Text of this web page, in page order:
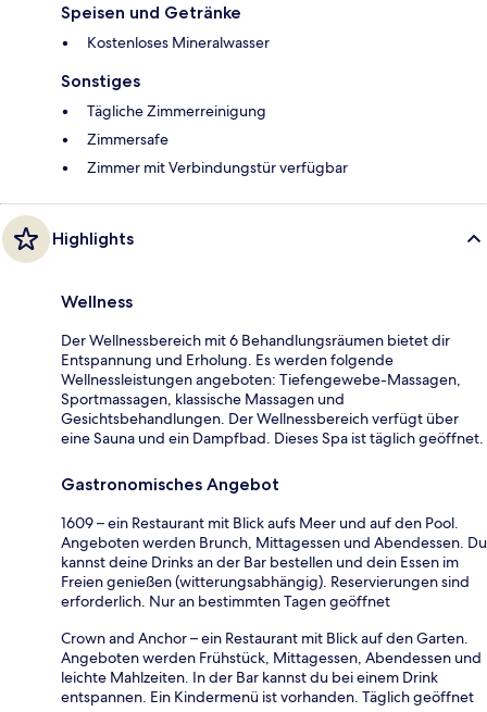
Speisen und Getränke
Kostenloses Mineralwasser
Sonstiges
Tägliche Zimmerreinigung
Zimmersafe
Zimmer mit Verbindungstür verfügbar
Highlights
Wellness
Der Wellnessbereich mit 6 Behandlungsräumen bietet dir
Entspannung und Erholung. Es werden folgende
Wellnessleistungen angeboten: Tiefengewebe-Massagen,
Sportmassagen, klassische Massagen und
Gesichtsbehandlungen. Der Wellnessbereich verfügt über
eine Sauna und ein Dampfbad. Dieses Spa ist täglich geöffnet.
Gastronomisches Angebot
1609 – ein Restaurant mit Blick aufs Meer und auf den Pool.
Angeboten werden Brunch, Mittagessen und Abendessen. Du
kannst deine Drinks an der Bar bestellen und dein Essen im
Freien genießen (witterungsabhängig). Reservierungen sind
erforderlich. Nur an bestimmten Tagen geöffnet
Crown and Anchor – ein Restaurant mit Blick auf den Garten.
Angeboten werden Frühstück, Mittagessen, Abendessen und
leichte Mahlzeiten. In der Bar kannst du bei einem Drink
entspannen. Ein Kindermenü ist vorhanden. Täglich geöffnet